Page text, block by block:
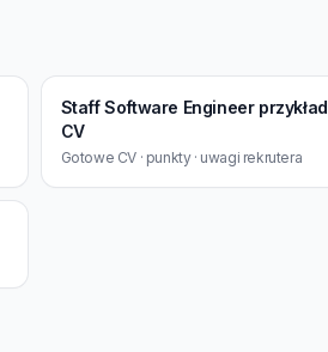
Staff Software Engineer przykład
CV
Gotowe CV · punkty · uwagi rekrutera